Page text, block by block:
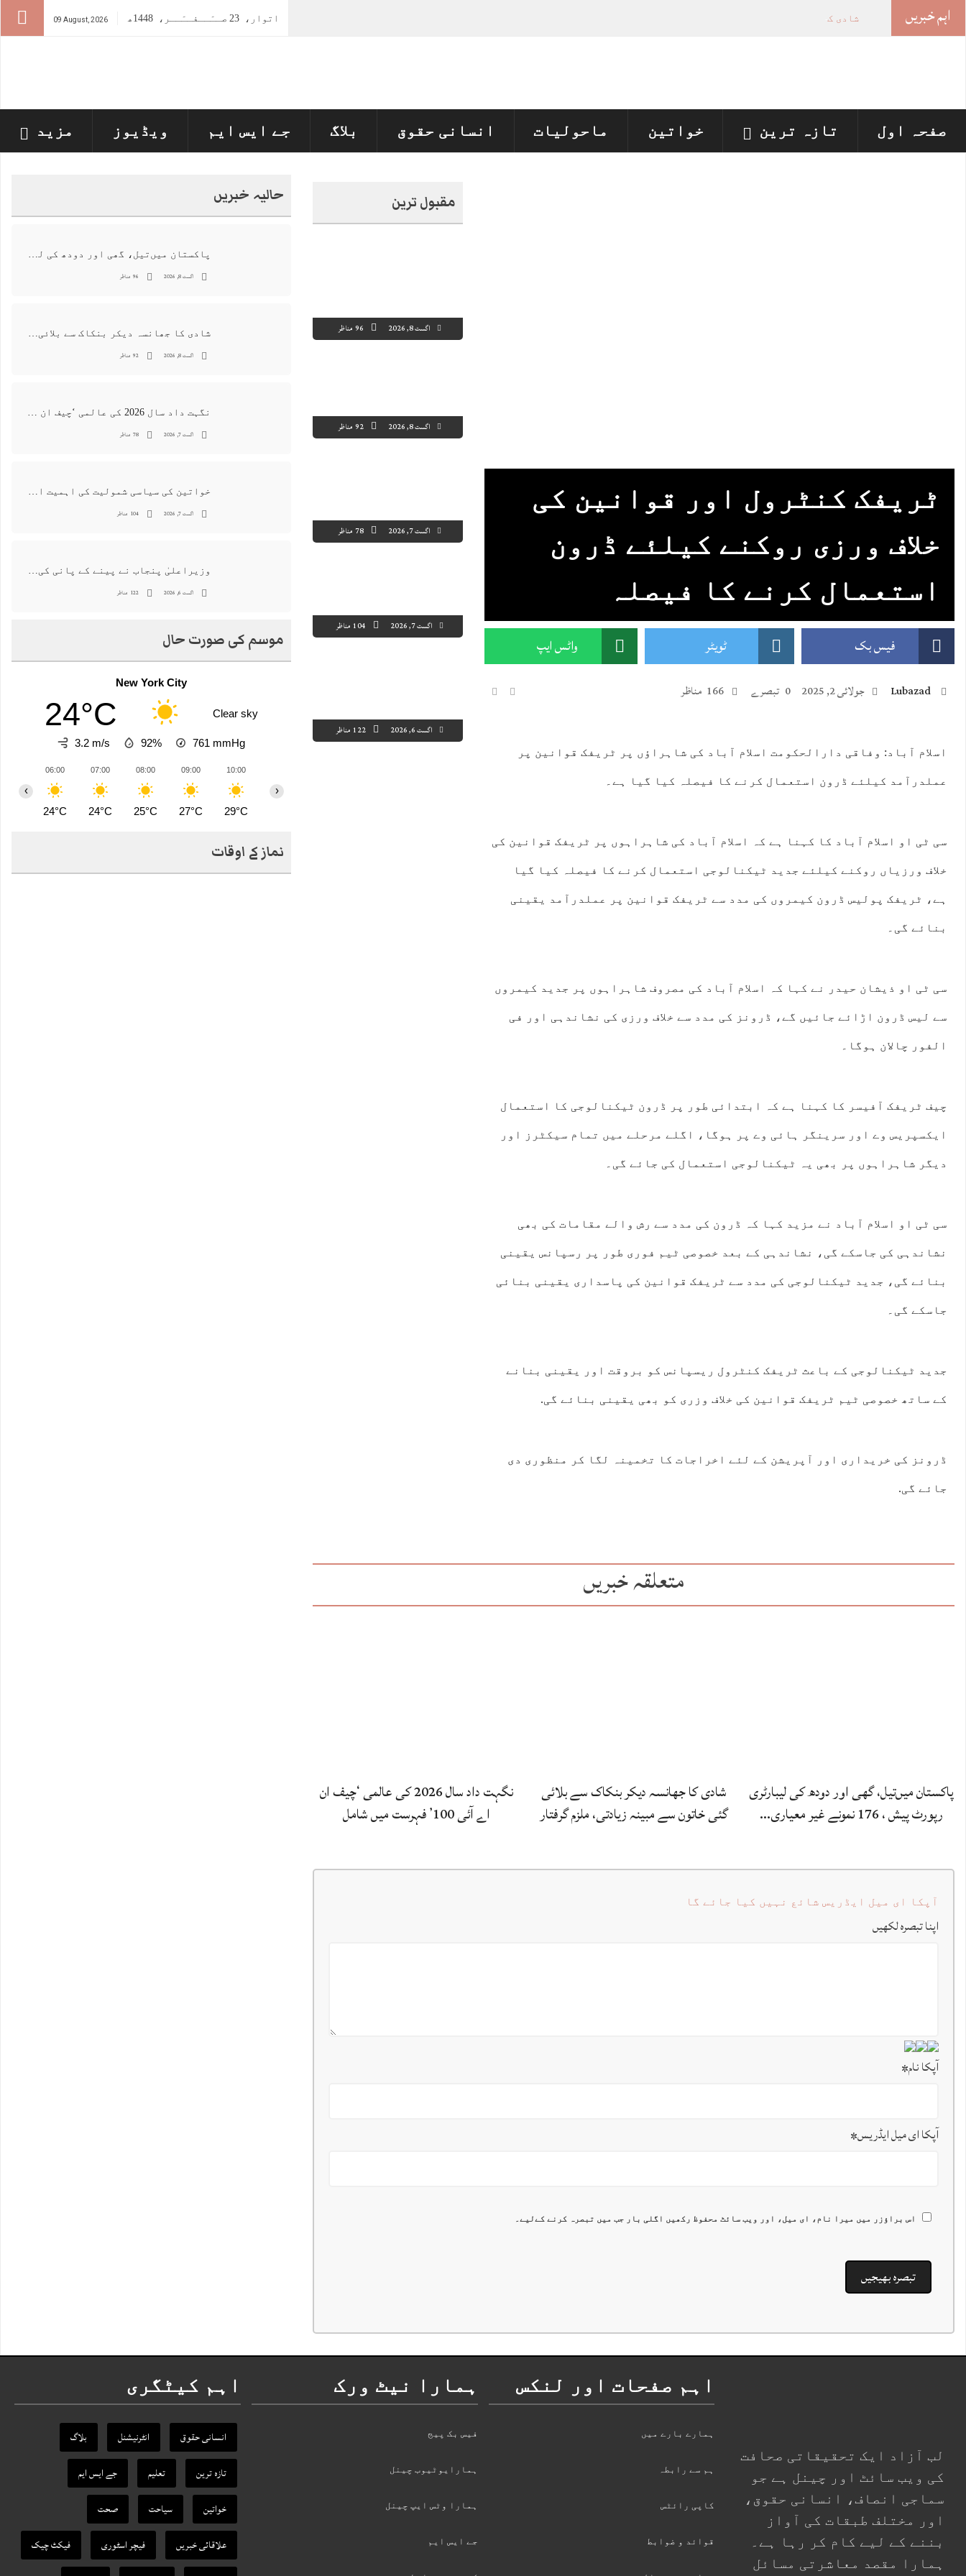
09 August, 2026 اتوار، 23 صــَــفــَــر، 1448ھ اہم خبریں شادی کا جھانسہ دیکر بنکاک سے بلائی گئی خاتون
صفحہ اول تازہ ترین خواتین ماحولیات انسانی حقوق بلاگ جے ایس ایم ویڈیوز مزید
مقبول ترین
اگست 8, 2026 96 مناظر
اگست 8, 2026 92 مناظر
اگست 7, 2026 78 مناظر
اگست 7, 2026 104 مناظر
اگست 6, 2026 122 مناظر
ٹریفک کنٹرول اور قوانین کی
خلاف ورزی روکنے کیلئے ڈرون
استعمال کرنے کا فیصلہ
فیس بک ٹویٹر واٹس ایپ
Lubazad جولائی 2, 2025 0 تبصرے 166 مناظر
اسلام آباد: وفاقی دارالحکومت اسلام آباد کی شاہراؤں پر ٹریفک قوانین پر
عملدرآمد کیلئے ڈرون استعمال کرنے کا فیصلہ کیا گیا ہے۔
سی ٹی او اسلام آباد کا کہنا ہے کہ اسلام آباد کی شاہراہوں پر ٹریفک قوانین کی
خلاف ورزیاں روکنے کیلئے جدید ٹیکنالوجی استعمال کرنے کا فیصلہ کیا گیا
ہے، ٹریفک پولیس ڈرون کیمروں کی مدد سے ٹریفک قوانین پر عملدرآمد یقینی
بنائے گی۔
سی ٹی او ذیشان حیدر نے کہا کہ اسلام آباد کی مصروف شاہراہوں پر جدید کیمروں
سے لیس ڈرون اڑائے جائیں گے، ڈرونز کی مدد سے خلاف ورزی کی نشاندہی اور فی
الفور چالان ہوگا۔
چیف ٹریفک آفیسر کا کہنا ہے کہ ابتدائی طور پر ڈرون ٹیکنالوجی کا استعمال
ایکسپریس وے اور سرینگر ہائی وے پر ہوگا، اگلے مرحلے میں تمام سیکٹرز اور
دیگر شاہراہوں پر بھی یہ ٹیکنالوجی استعمال کی جائے گی۔
سی ٹی او اسلام آباد نے مزید کہا کہ ڈرون کی مدد سے رش والے مقامات کی بھی
نشاندہی کی جاسکے گی، نشاندہی کے بعد خصوصی ٹیم فوری طور پر رسپانس یقینی
بنائے گی، جدید ٹیکنالوجی کی مدد سے ٹریفک قوانین کی پاسداری یقینی بنائی
جاسکے گی۔
جدید ٹیکنالوجی کے باعث ٹریفک کنٹرول ریسپانس کو بروقت اور یقینی بنانے
کے ساتھ خصوصی ٹیم ٹریفک قوانین کی خلاف وزری کو بھی یقینی بنائے گی.
ڈرونز کی خریداری اور آپریشن کے لئے اخراجات کا تخمینہ لگا کر منظوری دی
جائے گی.
متعلقہ خبریں
پاکستان میں‌تیل، گھی اور دودھ کی لیبارٹری
رپورٹ پیش ، 176 نمونے غیر معیاری…
شادی کا جھانسہ دیکر بنکاک سے بلائی
گئی خاتون سے مبینہ زیادتی، ملزم گرفتار
نگہت داد سال 2026 کی عالمی ‘چیف ان
اے آئی 100’ فہرست میں شامل
آپکا ای میل ایڈریس شائع نہیں کیا جائے گا
اپنا تبصرہ لکھیں
آپکا نام*
آپکا ای میل ایڈریس*
اس براؤزر میں میرا نام، ای میل، اور ویب سائٹ محفوظ رکھیں اگلی بار جب میں تبصرہ کرنے کےلیے۔
حالیہ خبریں
پاکستان میں‌تیل، گھی اور دودھ کی لیبارٹری رپورٹ پیش ، 176 نمونے غیر معیاری قرار
اگست 8, 2026 96 مناظر
شادی کا جھانسہ دیکر بنکاک سے بلائی گئی خاتون سے مبینہ زیادتی، ملزم گرفتار
اگست 8, 2026 92 مناظر
نگہت داد سال 2026 کی عالمی ‘چیف ان اے آئی 100’ فہرست میں شامل
اگست 7, 2026 78 مناظر
خواتین کی سیاسی شمولیت کی اہمیت اور فیصلہ سازی کے عمل میں فعال کردار
اگست 7, 2026 104 مناظر
وزیراعلیٰ پنجاب نے پینے کے پانی کی بوتل پر چارجز لگانے کی تجویز مستر دکر دی
اگست 6, 2026 122 مناظر
موسم کی صورت حال
New York City
24°C Clear sky
3.2 m/s 92% 761 mmHg
06:00
24°C
07:00
24°C
08:00
25°C
09:00
27°C
10:00
29°C
‹ ›
نماز کے اوقات
لب آزاد ایک تحقیقاتی صحافت
کی ویب سائٹ اور چینل ہے جو
سماجی انصاف، انسانی حقوق،
اور مختلف طبقات کی آواز
بننے کے لیے کام کر رہا ہے۔
ہمارا مقصد معاشرتی مسائل
اہم صفحات اور لنکس
ہمارے بارے میں
ہم سے رابطہ
کاپی رائٹس
قوائد و ضوابط
ہمارا نیٹ ورک
فیس بک پیج
ہمارایوٹیوب چینل
ہمارا وٹس ایپ چینل
جے ایس ایم
اہم کیٹگری
انسانی حقوق انٹرنیشنل
بلاگ
تازہ ترین
تعلیم
جے ایس ایم
خواتین
سیاحت
صحت
علاقائی خبریں
فیچر اسٹوری
فیکٹ‌ چیک